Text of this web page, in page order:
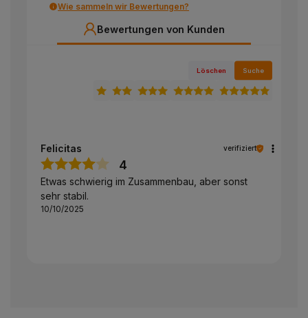
Wie sammeln wir Bewertungen?
Bewertungen von Kunden
Löschen Suche
Felicitas verifiziert
4
Etwas schwierig im Zusammenbau, aber sonst
sehr stabil.
10/10/2025